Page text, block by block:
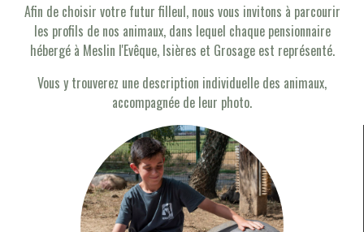
Afin de choisir votre futur filleul, nous vous invitons à parcourir
les profils de nos animaux, dans lequel chaque pensionnaire
hébergé à Meslin l'Evêque, Isières et Grosage est représenté.
Vous y trouverez une description individuelle des animaux,
accompagnée de leur photo.